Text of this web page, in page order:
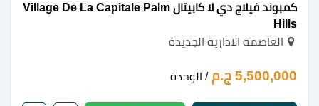
كمبوند فيلاج دي لا كابيتال Village De La Capitale Palm
Hills
العاصمة الادارية الجديدة
5,500,000 ج.م / الوحدة